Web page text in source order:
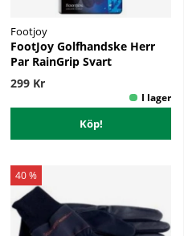
Footjoy
FootJoy Golfhandske Herr
Par RainGrip Svart
299 Kr
Köp!
40 %